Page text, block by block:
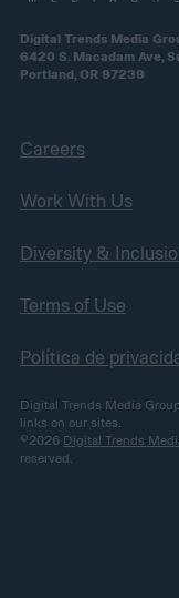
Digital Trends Media
6420 S. Macadam Ave,
Portland, OR 97239
Careers
Work With Us
Diversity &
Terms of Use
Política de
Digital Trends Media
links on our sites.
©2026 Digital Trends
reserved.